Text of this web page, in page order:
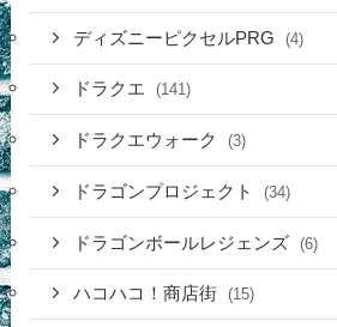
ディズニーピクセルPRG (4)
ドラクエ (141)
ドラクエウォーク (3)
ドラゴンプロジェクト (34)
ドラゴンボールレジェンズ (6)
ハコハコ！商店街 (15)